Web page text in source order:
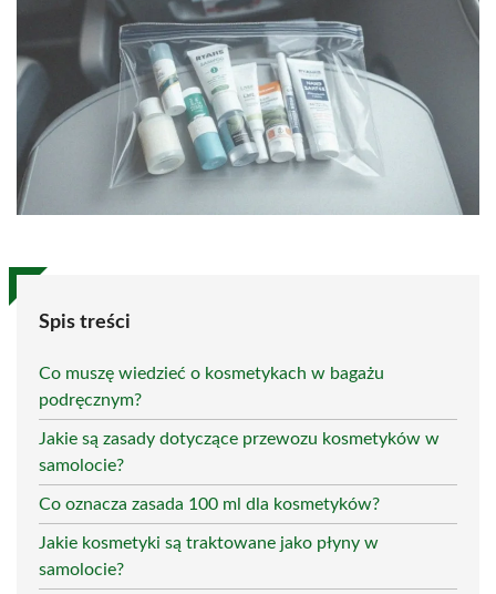
Spis treści
Co muszę wiedzieć o kosmetykach w bagażu
podręcznym?
Jakie są zasady dotyczące przewozu kosmetyków w
samolocie?
Co oznacza zasada 100 ml dla kosmetyków?
Jakie kosmetyki są traktowane jako płyny w
samolocie?